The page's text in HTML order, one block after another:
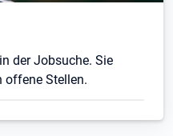
der Jobsuche. Sie
offene Stellen.